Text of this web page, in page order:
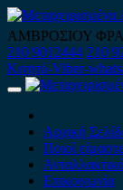
Skip
to
content
ΑΜΒΡΟΣΙΟΥ
210 9012444 210
Κινητό-Viber-
Primary
Αρχική
Ποιοί είμαστε
Επικοινωνία